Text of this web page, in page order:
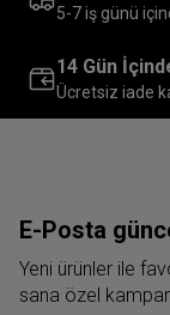
5-7 iş günü
14 Gün
Ücretsiz iade
E-Posta
Yeni ürünler ile
sana özel